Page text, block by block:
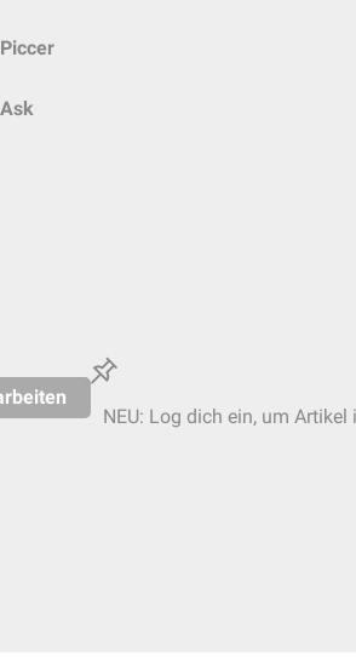
Piccer
Ask
NEU: Log dich ein, um